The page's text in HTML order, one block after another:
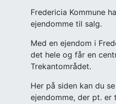
Fredericia Kommune
ejendomme til salg.
Med en ejendom i
det hele og får en
Trekantområdet.
Her på siden kan du
ejendomme, der pt. er